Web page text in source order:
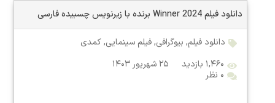
دانلود فیلم Winner 2024 برنده با زیرنویس چسبیده فارسی
دانلود فیلم, بیوگرافی,فیلم سینمایی,کمدی
۱,۴۶۰ بازدید
۲۵ شهریور ۱۴۰۳
۰ نظر